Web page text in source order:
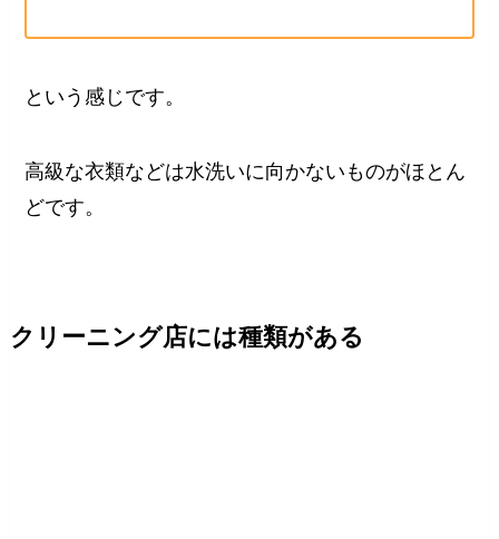
という感じです。
高級な衣類などは水洗いに向かないものがほとん
どです。
クリーニング店には種類がある